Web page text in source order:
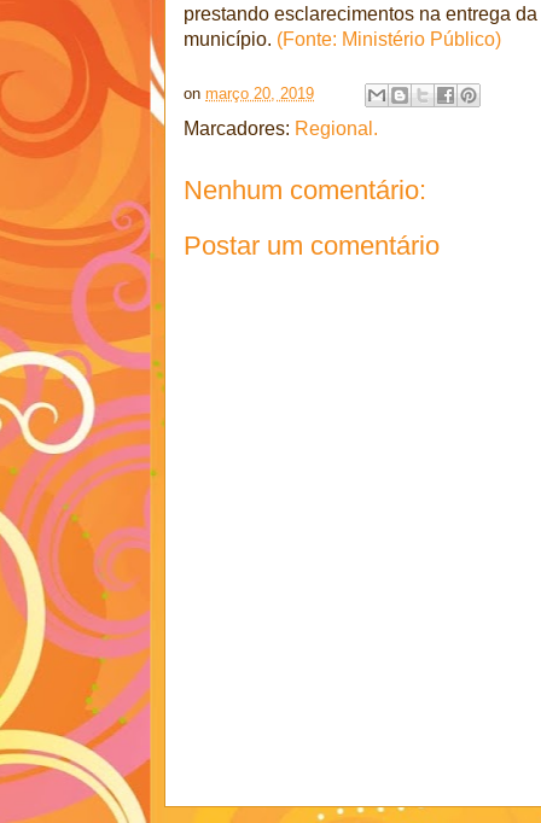
prestando esclarecimentos na entrega
município. (Fonte: Ministério Público)
on março 20, 2019
Marcadores: Regional.
Nenhum comentário:
Postar um comentário